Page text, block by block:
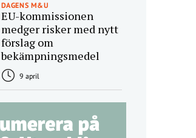
DAGENS M&U
EU-kommissionen
medger risker med nytt
förslag om
bekämpningsmedel
9 april